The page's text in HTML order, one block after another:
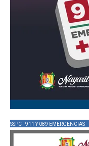
SSPC - 911 Y 089 EMERGENCIAS